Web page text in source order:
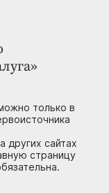
только в
других сайтах
страницу